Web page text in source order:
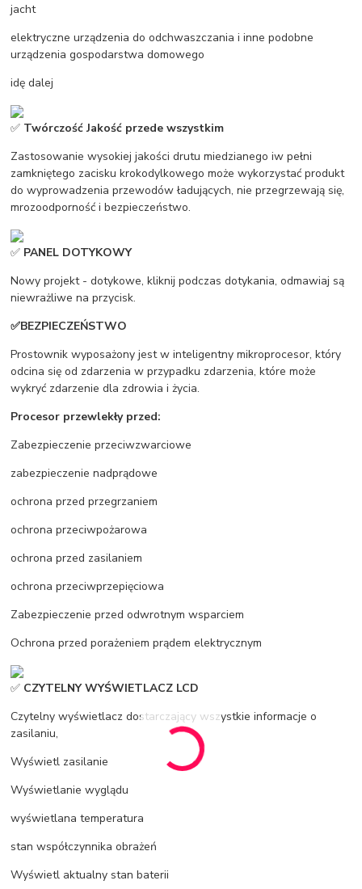
jacht
elektryczne urządzenia do odchwaszczania i inne podobne
urządzenia gospodarstwa domowego
idę dalej
✅ Twórczość Jakość przede wszystkim
Zastosowanie wysokiej jakości drutu miedzianego iw pełni
zamkniętego zacisku krokodylkowego może wykorzystać produkt
do wyprowadzenia przewodów ładujących, nie przegrzewają się,
mrozoodporność i bezpieczeństwo.
✅ PANEL DOTYKOWY
Nowy projekt - dotykowe, kliknij podczas dotykania, odmawiaj są
niewrażliwe na przycisk.
✅BEZPIECZEŃSTWO
Prostownik wyposażony jest w inteligentny mikroprocesor, który
odcina się od zdarzenia w przypadku zdarzenia, które może
wykryć zdarzenie dla zdrowia i życia.
Procesor przewlekły przed:
Zabezpieczenie przeciwzwarciowe
zabezpieczenie nadprądowe
ochrona przed przegrzaniem
ochrona przeciwpożarowa
ochrona przed zasilaniem
ochrona przeciwprzepięciowa
Zabezpieczenie przed odwrotnym wsparciem
Ochrona przed porażeniem prądem elektrycznym
✅ CZYTELNY WYŚWIETLACZ LCD
Czytelny wyświetlacz dostarczający wszystkie informacje o
zasilaniu,
Wyświetl zasilanie
Wyświetlanie wyglądu
wyświetlana temperatura
stan współczynnika obrażeń
Wyświetl aktualny stan baterii